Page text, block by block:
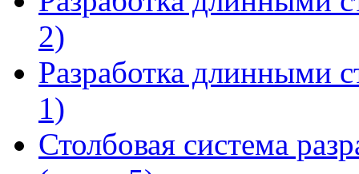
2)
Разработка длинными
1)
Столбовая система